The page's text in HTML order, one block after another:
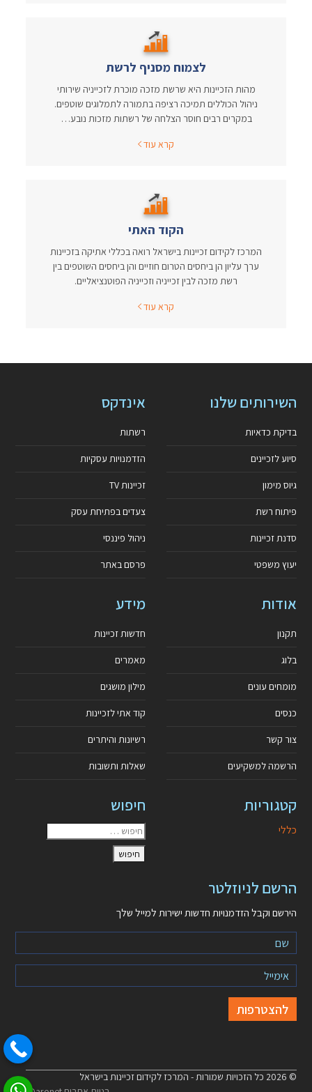
לצמוח מסניף לרשת
מהות הזכיינות היא שרשת מזכה מוכרת לזכייניה שירותי
ניהול הכוללים תמיכה רציפה בתמורה לתמלוגים שוטפים.
במקרים רבים חוסר הצלחה של רשתות מזכות נובע…
קרא עוד
הקוד האתי
המרכז לקידום זכיינות בישראל רואה בכללי אתיקה בזכיינות
ערך עליון הן ביחסים הטרום חוזיים והן ביחסים השוטפים בין
רשת מזכה לבין זכייניה וזכייניה הפוטנציאליים.
קרא עוד
השירותים שלנו
בדיקת כדאיות
סיוע לזכיינים
גיוס מימון
פיתוח רשת
סדנת זכיינות
יעוץ משפטי
אינדקס
רשתות
הזדמנויות עסקיות
זכיינות TV
צעדים בפתיחת עסק
ניהול פיננסי
פרסם באתר
אודות
תקנון
בלוג
מומחים עונים
כנסים
צור קשר
הרשמה למשקיעים
מידע
חדשות זכיינות
מאמרים
מילון מושגים
קוד אתי לזכיינות
רשיונות והיתרים
שאלות ותשובות
קטגוריות
כללי
חיפוש
הרשם לניוזלטר
הירשם וקבל הזדמנויות חדשות ישירות למייל שלך
© 2026 כל הזכויות שמורות - המרכז לקידום זכיינות בישראל